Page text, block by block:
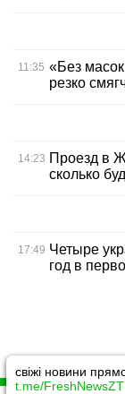
11:35 «Без
резко
14:23 Проезд в
сколько
17:49 Четыре
год в
свіжі новини
t.me/FreshNewsZT